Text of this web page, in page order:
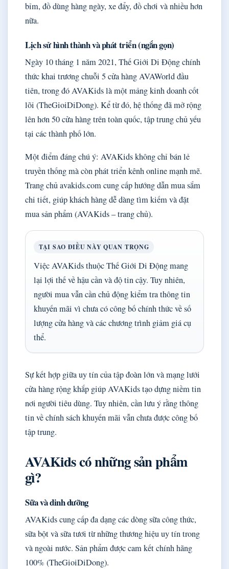
bỉm, đồ dùng hàng ngày, xe đẩy, đồ chơi và nhiều hơn
nữa.
Lịch sử hình thành và phát triển (ngắn gọn)
Ngày 10 tháng 1 năm 2021, Thế Giới Di Động chính
thức khai trương chuỗi 5 cửa hàng AVAWorld đầu
tiên, trong đó AVAKids là một mảng kinh doanh cốt
lõi (TheGioiDiDong). Kể từ đó, hệ thống đã mở rộng
lên hơn 50 cửa hàng trên toàn quốc, tập trung chủ yếu
tại các thành phố lớn.
Một điểm đáng chú ý: AVAKids không chỉ bán lẻ
truyền thống mà còn phát triển kênh online mạnh mẽ.
Trang chủ avakids.com cung cấp hướng dẫn mua sắm
chi tiết, giúp khách hàng dễ dàng tìm kiếm và đặt
mua sản phẩm (AVAKids – trang chủ).
TẠI SAO ĐIỀU NÀY QUAN TRỌNG
Việc AVAKids thuộc Thế Giới Di Động mang
lại lợi thế về hậu cần và độ tin cậy. Tuy nhiên,
người mua vẫn cần chủ động kiểm tra thông tin
khuyến mãi vì chưa có công bố chính thức về số
lượng cửa hàng và các chương trình giảm giá cụ
thể.
Sự kết hợp giữa uy tín của tập đoàn lớn và mạng lưới
cửa hàng rộng khắp giúp AVAKids tạo dựng niềm tin
nơi người tiêu dùng. Tuy nhiên, cần lưu ý rằng thông
tin về chính sách khuyến mãi vẫn chưa được công bố
tập trung.
AVAKids có những sản phẩm
gì?
Sữa và dinh dưỡng
AVAKids cung cấp đa dạng các dòng sữa công thức,
sữa bột và sữa tươi từ những thương hiệu uy tín trong
và ngoài nước. Sản phẩm được cam kết chính hãng
100% (TheGioiDiDong).